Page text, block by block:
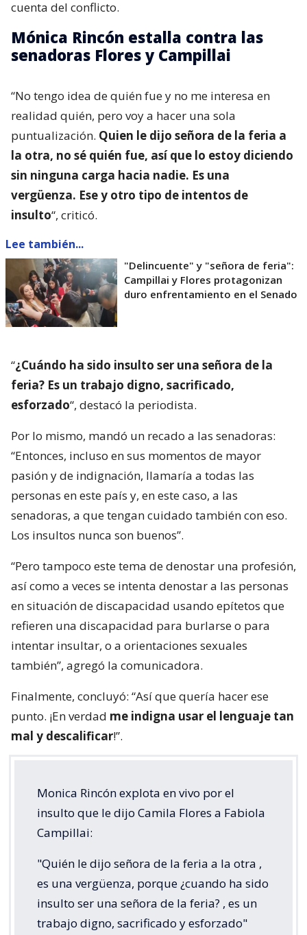
cuenta del conflicto.
Mónica Rincón estalla contra las
senadoras Flores y Campillai
“No tengo idea de quién fue y no me interesa en
realidad quién, pero voy a hacer una sola
puntualización. Quien le dijo señora de la feria a
la otra, no sé quién fue, así que lo estoy diciendo
sin ninguna carga hacia nadie. Es una
vergüenza. Ese y otro tipo de intentos de
insulto“, criticó.
Lee también...
"Delincuente" y "señora de feria":
Campillai y Flores protagonizan
duro enfrentamiento en el Senado
“¿Cuándo ha sido insulto ser una señora de la
feria? Es un trabajo digno, sacrificado,
esforzado“, destacó la periodista.
Por lo mismo, mandó un recado a las senadoras:
“Entonces, incluso en sus momentos de mayor
pasión y de indignación, llamaría a todas las
personas en este país y, en este caso, a las
senadoras, a que tengan cuidado también con eso.
Los insultos nunca son buenos”.
“Pero tampoco este tema de denostar una profesión,
así como a veces se intenta denostar a las personas
en situación de discapacidad usando epítetos que
refieren una discapacidad para burlarse o para
intentar insultar, o a orientaciones sexuales
también”, agregó la comunicadora.
Finalmente, concluyó: “Así que quería hacer ese
punto. ¡En verdad me indigna usar el lenguaje tan
mal y descalificar!”.
Monica Rincón explota en vivo por el
insulto que le dijo Camila Flores a Fabiola
Campillai:
"Quién le dijo señora de la feria a la otra ,
es una vergüenza, porque ¿cuando ha sido
insulto ser una señora de la feria? , es un
trabajo digno, sacrificado y esforzado"